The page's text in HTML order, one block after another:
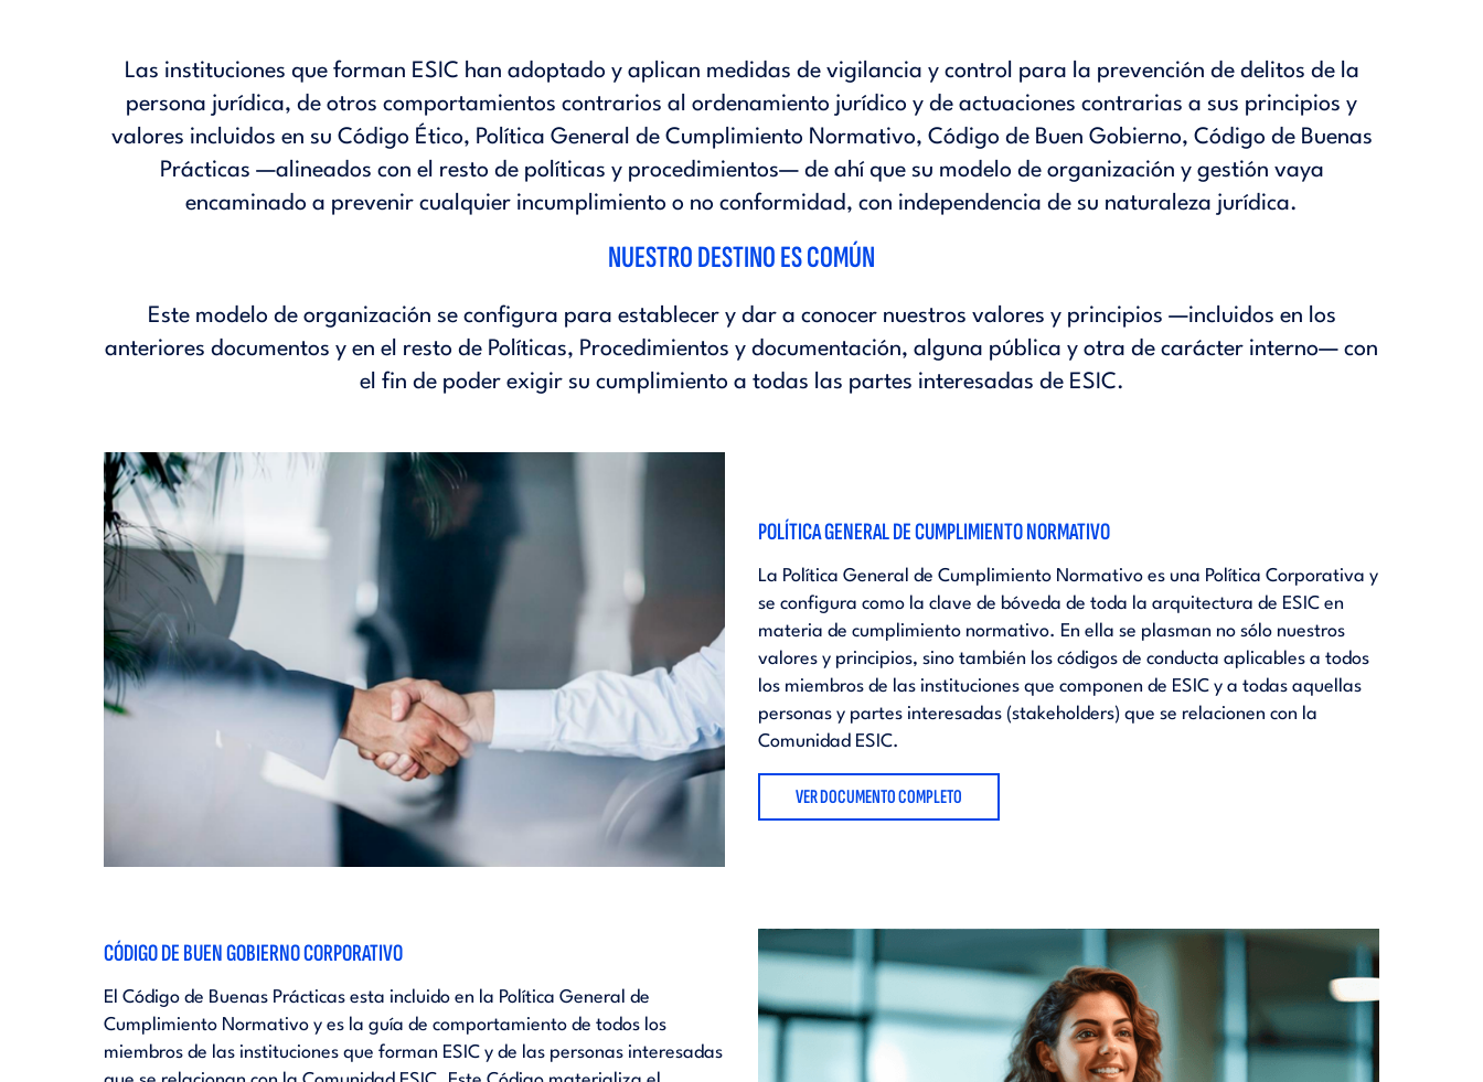
Las instituciones que forman ESIC han adoptado y aplican medidas de vigilancia y control para la prevención de delitos de la
persona jurídica, de otros comportamientos contrarios al ordenamiento jurídico y de actuaciones contrarias a sus principios y
valores incluidos en su Código Ético, Política General de Cumplimiento Normativo, Código de Buen Gobierno, Código de Buenas
Prácticas —alineados con el resto de políticas y procedimientos— de ahí que su modelo de organización y gestión vaya
encaminado a prevenir cualquier incumplimiento o no conformidad, con independencia de su naturaleza jurídica.
NUESTRO DESTINO ES COMÚN
Este modelo de organización se configura para establecer y dar a conocer nuestros valores y principios —incluidos en los
anteriores documentos y en el resto de Políticas, Procedimientos y documentación, alguna pública y otra de carácter interno— con
el fin de poder exigir su cumplimiento a todas las partes interesadas de ESIC.
POLÍTICA GENERAL DE CUMPLIMIENTO NORMATIVO
La Política General de Cumplimiento Normativo es una Política Corporativa y
se configura como la clave de bóveda de toda la arquitectura de ESIC en
materia de cumplimiento normativo. En ella se plasman no sólo nuestros
valores y principios, sino también los códigos de conducta aplicables a todos
los miembros de las instituciones que componen de ESIC y a todas aquellas
personas y partes interesadas (stakeholders) que se relacionen con la
Comunidad ESIC.
VER DOCUMENTO COMPLETO
CÓDIGO DE BUEN GOBIERNO CORPORATIVO
El Código de Buenas Prácticas esta incluido en la Política General de
Cumplimiento Normativo y es la guía de comportamiento de todos los
miembros de las instituciones que forman ESIC y de las personas interesadas